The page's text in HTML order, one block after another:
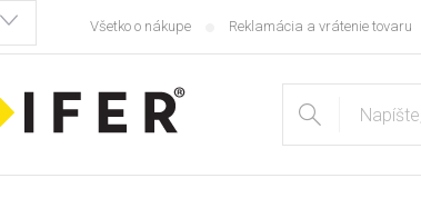
Všetko o nákupe Reklamácia a vrátenie tovaru